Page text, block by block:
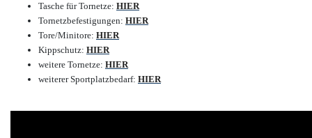
Tasche für Tornetze: HIER
Tornetzbefestigungen: HIER
Tore/Minitore: HIER
Kippschutz: HIER
weitere Tornetze: HIER
weiterer Sportplatzbedarf: HIER